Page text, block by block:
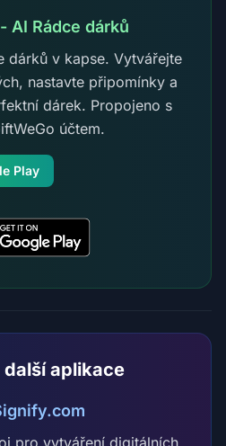
AI Rádce dárků
dárků v kapse. Vytvářejte
nastavte připomínky a
dárek. Propojeno s
účtem.
Play
další aplikace